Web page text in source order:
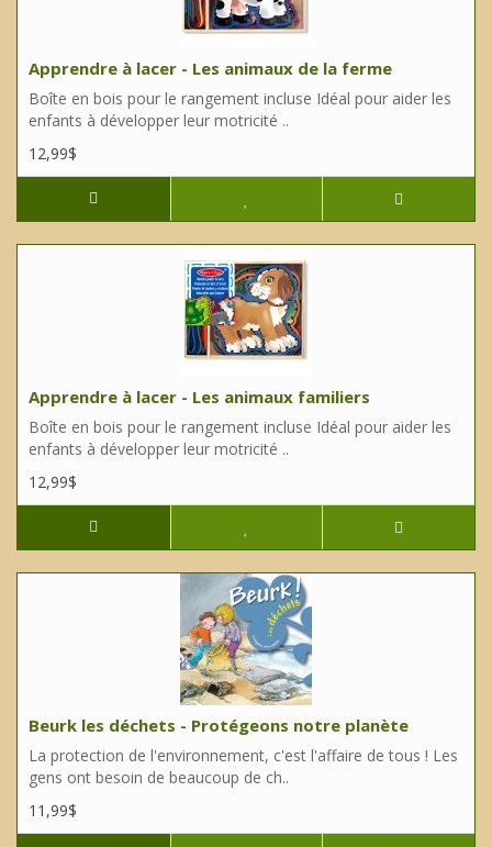
Apprendre à lacer - Les animaux de la ferme
Boîte en bois pour le rangement incluse Idéal pour aider les
enfants à développer leur motricité ..
12,99$
Apprendre à lacer - Les animaux familiers
Boîte en bois pour le rangement incluse Idéal pour aider les
enfants à développer leur motricité ..
12,99$
Beurk les déchets - Protégeons notre planète
La protection de l'environnement, c'est l'affaire de tous ! Les
gens ont besoin de beaucoup de ch..
11,99$